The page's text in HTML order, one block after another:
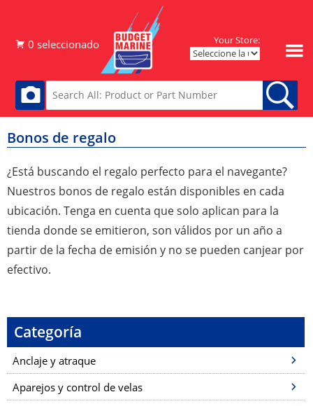
Your Store:
Bonos de regalo
¿Está buscando el regalo perfecto para el navegante?
Nuestros bonos de regalo están disponibles en cada
ubicación. Tenga en cuenta que solo aplican para la
tienda donde se emitieron, son válidos por un año a
partir de la fecha de emisión y no se pueden canjear por
efectivo.
Categoría
Anclaje y atraque
Aparejos y control de velas